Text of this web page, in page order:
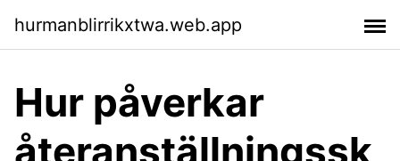
hurmanblirrikxtwa.web.app
Hur påverkar
återanställningssk